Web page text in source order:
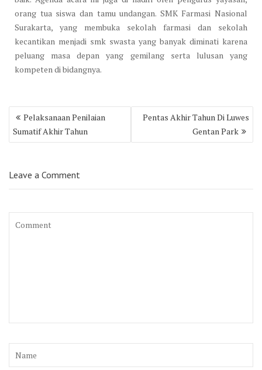
orang tua siswa dan tamu undangan. SMK Farmasi Nasional
Surakarta, yang membuka sekolah farmasi dan sekolah
kecantikan menjadi smk swasta yang banyak diminati karena
peluang masa depan yang gemilang serta lulusan yang
kompeten di bidangnya.
Post
navigation
Pelaksanaan Penilaian
Sumatif Akhir Tahun
Pentas Akhir Tahun Di Luwes
Gentan Park
Leave a Comment